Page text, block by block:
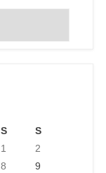
S
S
1
2
8
9